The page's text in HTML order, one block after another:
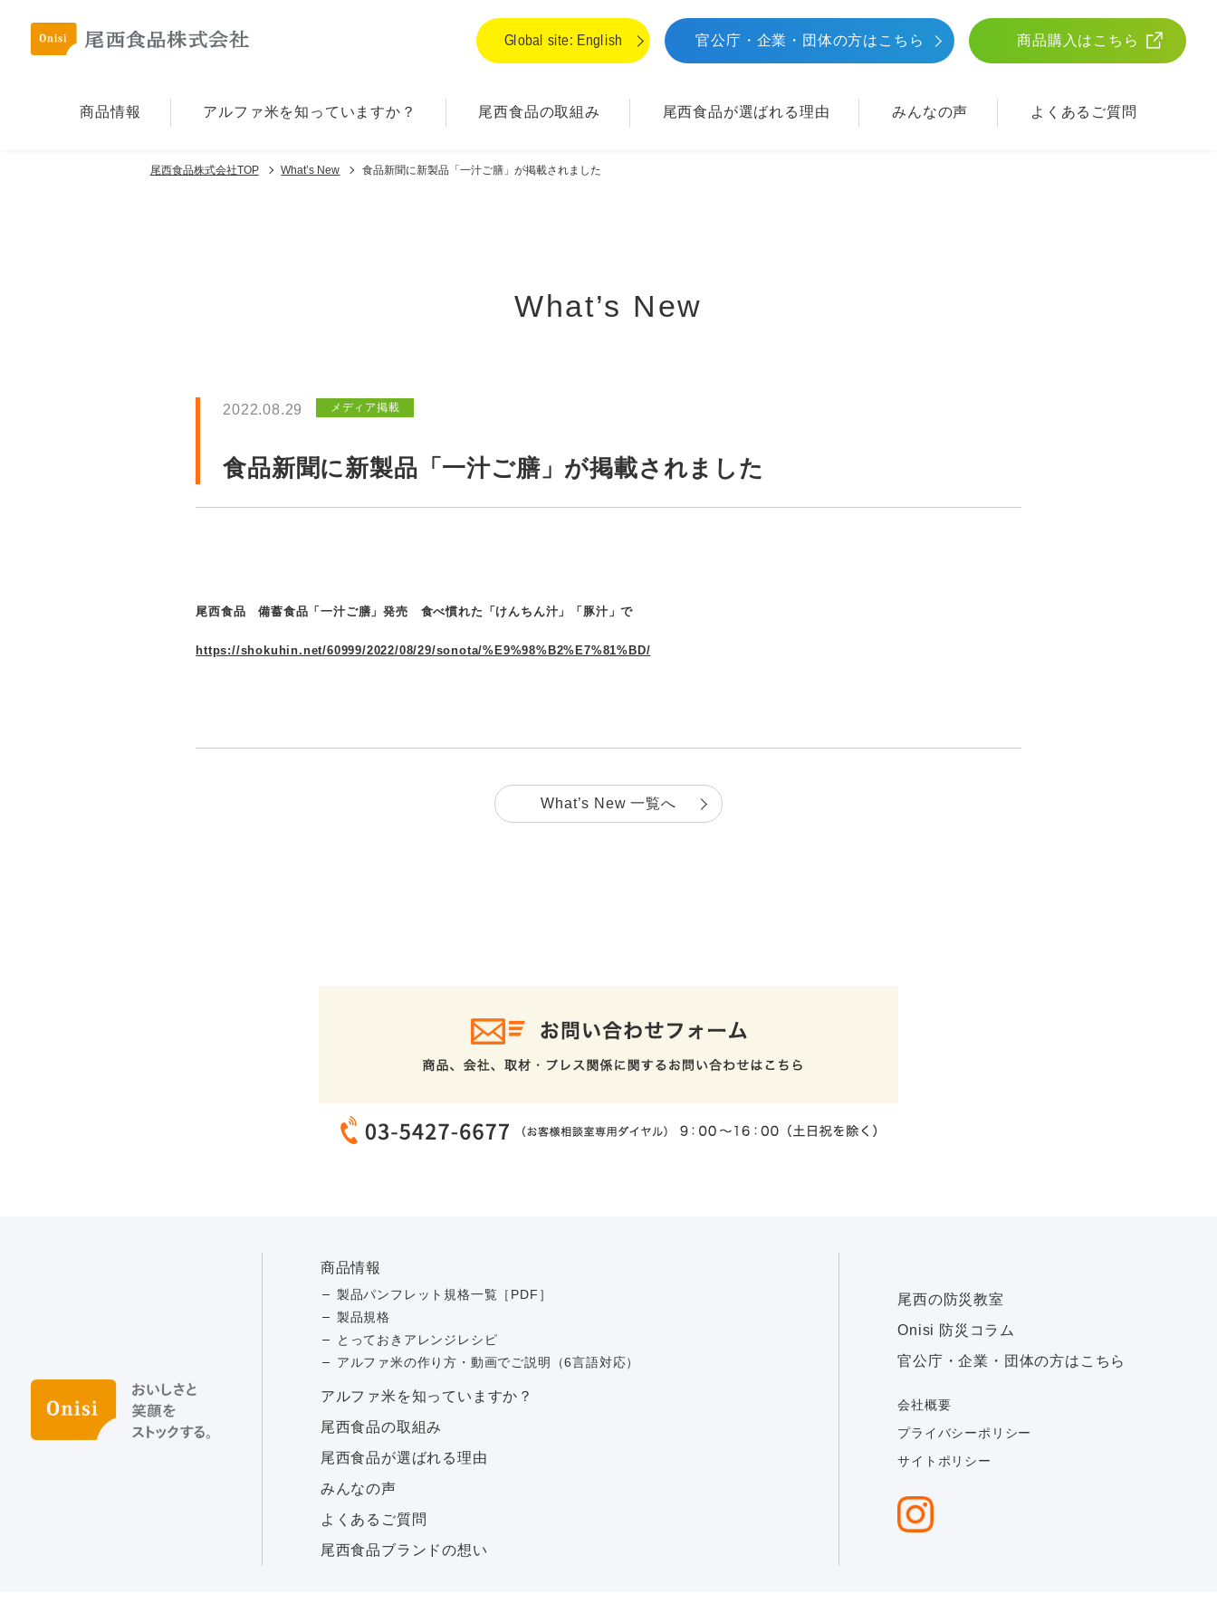
Global site: English 官公庁・企業・団体の方はこちら 商品購入はこちら
商品情報 アルファ⽶を知っていますか？ 尾西食品の取組み 尾西食品が選ばれる理由 みんなの声 よくあるご質問
尾西食品株式会社TOP What’s New 食品新聞に新製品「一汁ご膳」が掲載されました
What’s New
2022.08.29 メディア掲載
食品新聞に新製品「一汁ご膳」が掲載されました
尾西食品 備蓄食品「一汁ご膳」発売 食べ慣れた「けんちん汁」「豚汁」で
https://shokuhin.net/60999/2022/08/29/sonota/%E9%98%B2%E7%81%BD/
What’s New 一覧へ
商品情報
製品パンフレット規格一覧［PDF］
製品規格
とっておきアレンジレシピ
アルファ米の作り方・動画でご説明（6言語対応）
アルファ⽶を知っていますか？
尾西食品の取組み
尾西食品が選ばれる理由
みんなの声
よくあるご質問
尾西食品ブランドの想い
尾西の防災教室
Onisi 防災コラム
官公庁・企業・団体の方はこちら
会社概要
プライバシーポリシー
サイトポリシー